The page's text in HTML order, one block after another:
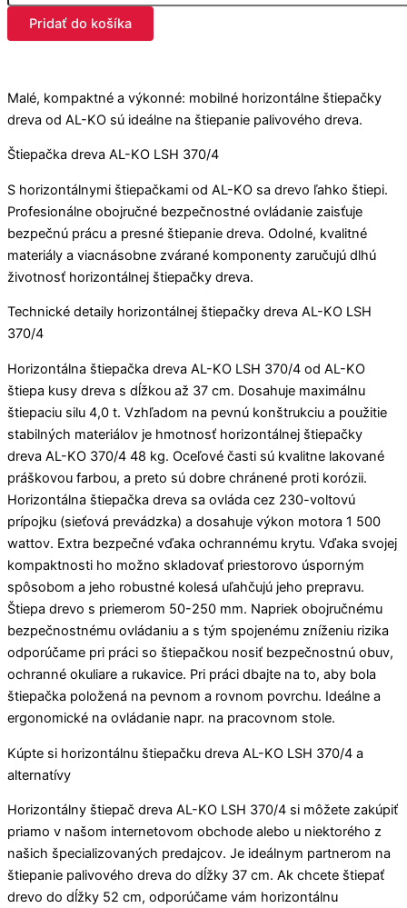
Pridať do košíka
Malé, kompaktné a výkonné: mobilné horizontálne štiepačky
dreva od AL-KO sú ideálne na štiepanie palivového dreva.
Štiepačka dreva AL-KO LSH 370/4
S horizontálnymi štiepačkami od AL-KO sa drevo ľahko štiepi.
Profesionálne obojručné bezpečnostné ovládanie zaisťuje
bezpečnú prácu a presné štiepanie dreva. Odolné, kvalitné
materiály a viacnásobne zvárané komponenty zaručujú dlhú
životnosť horizontálnej štiepačky dreva.
Technické detaily horizontálnej štiepačky dreva AL-KO LSH
370/4
Horizontálna štiepačka dreva AL-KO LSH 370/4 od AL-KO
štiepa kusy dreva s dĺžkou až 37 cm. Dosahuje maximálnu
štiepaciu silu 4,0 t. Vzhľadom na pevnú konštrukciu a použitie
stabilných materiálov je hmotnosť horizontálnej štiepačky
dreva AL-KO 370/4 48 kg. Oceľové časti sú kvalitne lakované
práškovou farbou, a preto sú dobre chránené proti korózii.
Horizontálna štiepačka dreva sa ovláda cez 230-voltovú
prípojku (sieťová prevádzka) a dosahuje výkon motora 1 500
wattov. Extra bezpečné vďaka ochrannému krytu. Vďaka svojej
kompaktnosti ho možno skladovať priestorovo úsporným
spôsobom a jeho robustné kolesá uľahčujú jeho prepravu.
Štiepa drevo s priemerom 50-250 mm. Napriek obojručnému
bezpečnostnému ovládaniu a s tým spojenému zníženiu rizika
odporúčame pri práci so štiepačkou nosiť bezpečnostnú obuv,
ochranné okuliare a rukavice. Pri práci dbajte na to, aby bola
štiepačka položená na pevnom a rovnom povrchu. Ideálne a
ergonomické na ovládanie napr. na pracovnom stole.
Kúpte si horizontálnu štiepačku dreva AL-KO LSH 370/4 a
alternatívy
Horizontálny štiepač dreva AL-KO LSH 370/4 si môžete zakúpiť
priamo v našom internetovom obchode alebo u niektorého z
našich špecializovaných predajcov. Je ideálnym partnerom na
štiepanie palivového dreva do dĺžky 37 cm. Ak chcete štiepať
drevo do dĺžky 52 cm, odporúčame vám horizontálnu